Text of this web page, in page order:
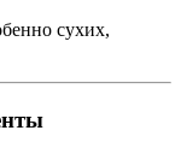
сухих,